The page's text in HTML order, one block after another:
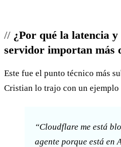
¿Por qué la latencia
servidor importan más
Este fue el punto técnico más
Cristian lo trajo con un ejemplo
“Cloudflare me está
agente porque está en